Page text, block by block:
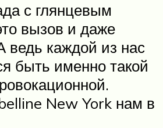
с глянцевым
вызов и даже
ведь каждой из нас
быть именно такой
New York нам в